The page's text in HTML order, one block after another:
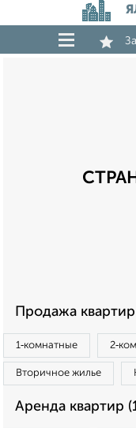
Продажа
1‑комнатные
Вторичное жилье
Аренда квартир